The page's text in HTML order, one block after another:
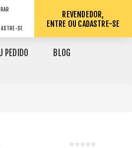
SE
REVENDEDOR,
ENTRE OU CADASTRE-SE
PEDIDO BLOG